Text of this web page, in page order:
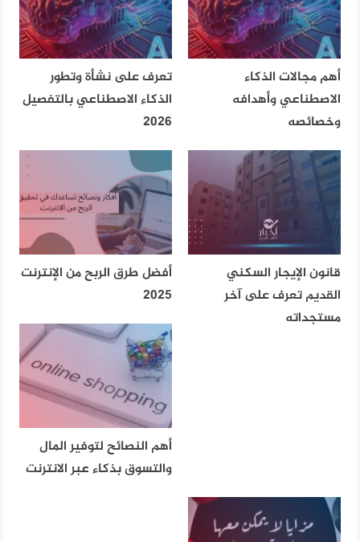
أهم مجالات الذكاء
الاصطناعي وأهدافه
وخصائصه
تعرف على نشأة وتطور
الذكاء الاصطناعي بالتفصيل
2026
قانون الإيجار السكني
القديم تعرف على آخر
مستجداته
أفضل طرق الربح من الإنترنت
2025
أهم النصائح لتوفير المال
والتسوق بذكاء عبر الانترنت